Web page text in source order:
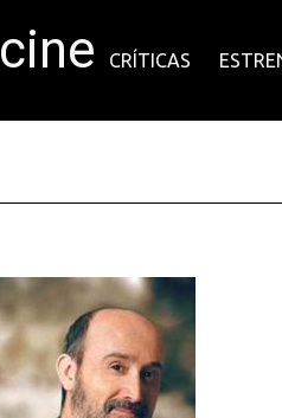
CRÍTICAS